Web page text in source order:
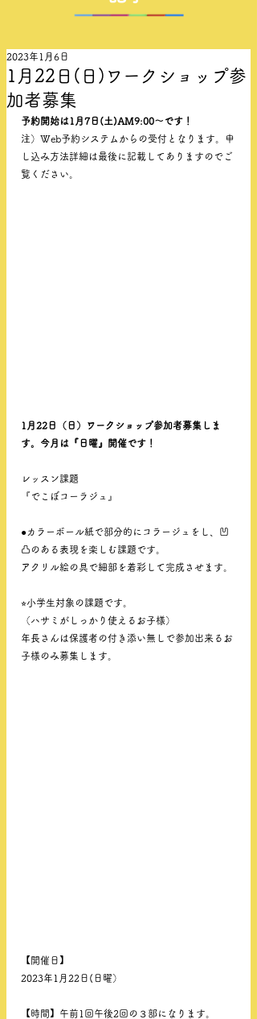
1月22日(日)ワークショップ参
加者募集
2023年1月6日
予約開始は1月7日(土)AM9:00〜です！
注）Web予約システムからの受付となります。申
し込み方法詳細は最後に記載してありますのでご
覧ください。
1月22日（日）ワークショップ参加者募集しま
す。今月は『日曜』開催です！
レッスン課題
『でこぼコーラジュ』
●カラーボール紙で部分的にコラージュをし、凹
凸のある表現を楽しむ課題です。
アクリル絵の具で細部を着彩して完成させます。
⭐︎小学生対象の課題です。
（ハサミがしっかり使えるお子様）
年長さんは保護者の付き添い無しで参加出来るお
子様のみ募集します。
【開催日】
2023年1月22日(日曜）
【時間】午前1回午後2回の３部になります。